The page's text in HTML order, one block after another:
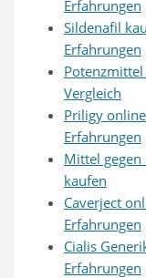
Erfahrungen
Sildenafil
Erfahrungen
Vergleich
Priligy
Erfahrungen
Mittel
kaufen
Caverject
Erfahrungen
Cialis
Erfahrungen